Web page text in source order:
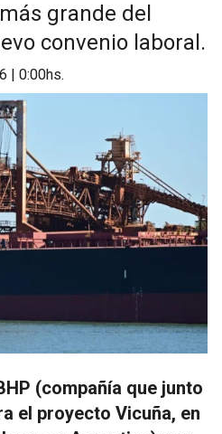
grande del
convenio laboral.
| 0:00hs.
(compañía que junto
el proyecto Vicuña, en